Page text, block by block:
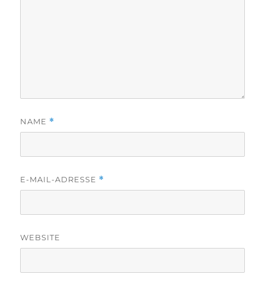
NAME *
E-MAIL-ADRESSE *
WEBSITE